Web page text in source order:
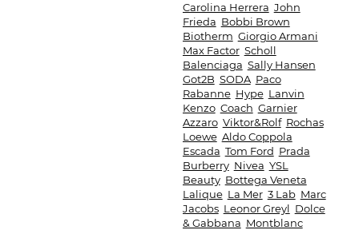
Carolina Herrera John
Frieda Bobbi Brown
Biotherm Giorgio Armani
Max Factor Scholl
Balenciaga Sally Hansen
Got2B SODA Paco
Rabanne Hype Lanvin
Kenzo Coach Garnier
Azzaro Viktor&Rolf Rochas
Loewe Aldo Coppola
Escada Tom Ford Prada
Burberry Nivea YSL
Beauty Bottega Veneta
Lalique La Mer 3 Lab Marc
Jacobs Leonor Greyl Dolce
& Gabbana Montblanc